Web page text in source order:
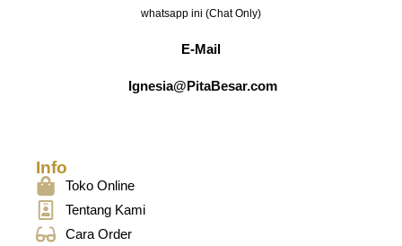
whatsapp ini (Chat Only)
E-Mail
Ignesia@PitaBesar.com
Info
Toko Online
Tentang Kami
Cara Order